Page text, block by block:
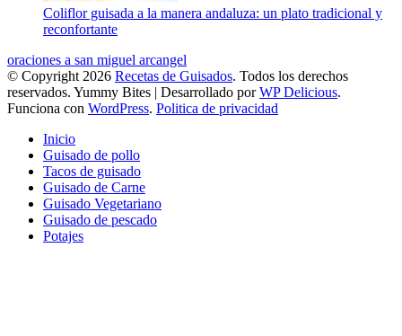
Coliflor guisada a la manera andaluza: un plato tradicional y
reconfortante
oraciones a san miguel arcangel
© Copyright 2026 Recetas de Guisados. Todos los derechos
reservados. Yummy Bites | Desarrollado porWP Delicious.
Funciona con WordPress. Politica de privacidad
Inicio
Guisado de pollo
Tacos de guisado
Guisado de Carne
Guisado Vegetariano
Guisado de pescado
Potajes